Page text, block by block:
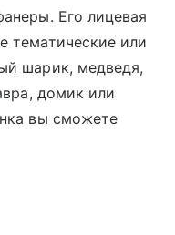
Его лицевая
тематические или
шарик, медведя,
домик или
вы сможете